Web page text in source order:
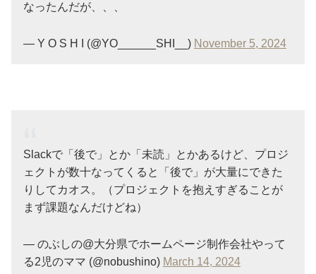
なったんだが、、、
— Y O S H I (@YO______SHI__) November 5, 2024
Slackで「後で」とか「未読」とかあるけど、プロジ
ェクトが数十なってくると「後で」が大量にできた
りしてカオス。（プロジェクトを抱えすぎることが
まず課題なんだけどね）
— のぶしの@大分県でホームページ制作会社やって
る2児のママ (@nobushino) March 14, 2024